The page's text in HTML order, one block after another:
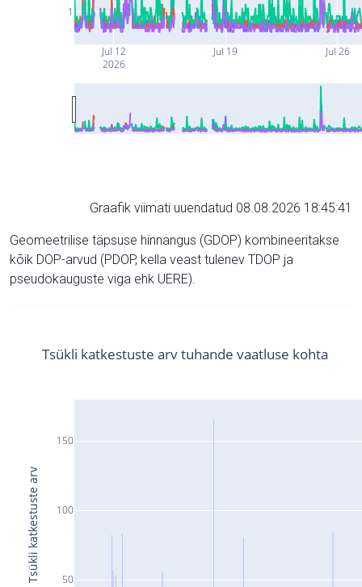
Jul 12
2026
Jul 19 Jul 26
1
Graafik viimati uuendatud 08.08.2026 18:45:41
Geomeetrilise täpsuse hinnangus (GDOP) kombineeritakse
kõik DOP-arvud (PDOP, kella veast tulenev TDOP ja
pseudokauguste viga ehk UERE).
50
100
150
Tsükli katkestuste arv tuhande vaatluse kohta
Tsükli katkestuste arv